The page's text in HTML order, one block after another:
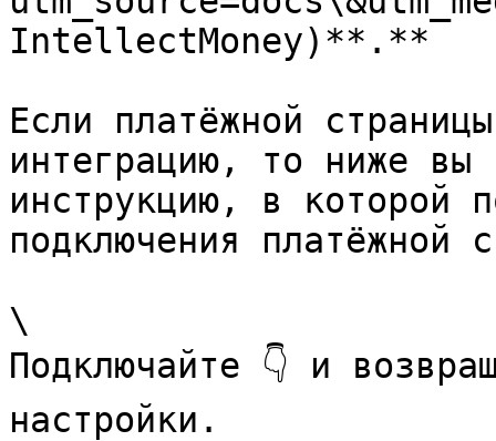
IntellectMoney)**.**
Если платёжной
интеграцию, то ниже вы
инструкцию, в которой
подключения
\
Подключайте 👇 и
настройки.